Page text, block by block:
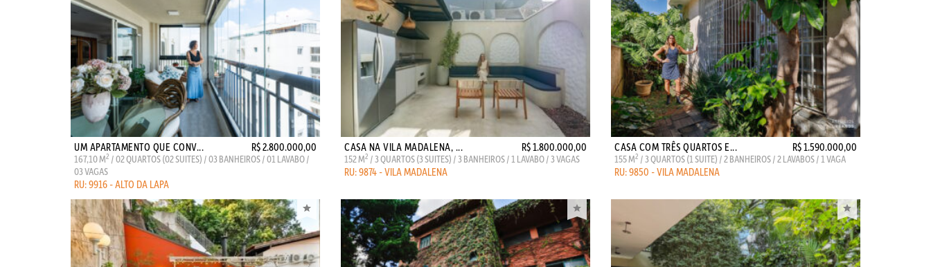
UM APARTAMENTO QUE CONV... R$ 2.800.000,00
167,10 M2 / 02 QUARTOS (02 SUITES) / 03 BANHEIROS / 01 LAVABO /
03 VAGAS
RU: 9916 - ALTO DA LAPA
CASA NA VILA MADALENA, ... R$ 1.800.000,00
152 M2 / 3 QUARTOS (3 SUITES) / 3 BANHEIROS / 1 LAVABO / 3 VAGAS
RU: 9874 - VILA MADALENA
CASA COM TRÊS QUARTOS E... R$ 1.590.000,00
155 M2 / 3 QUARTOS (1 SUITE) / 2 BANHEIROS / 2 LAVABOS / 1 VAGA
RU: 9850 - VILA MADALENA